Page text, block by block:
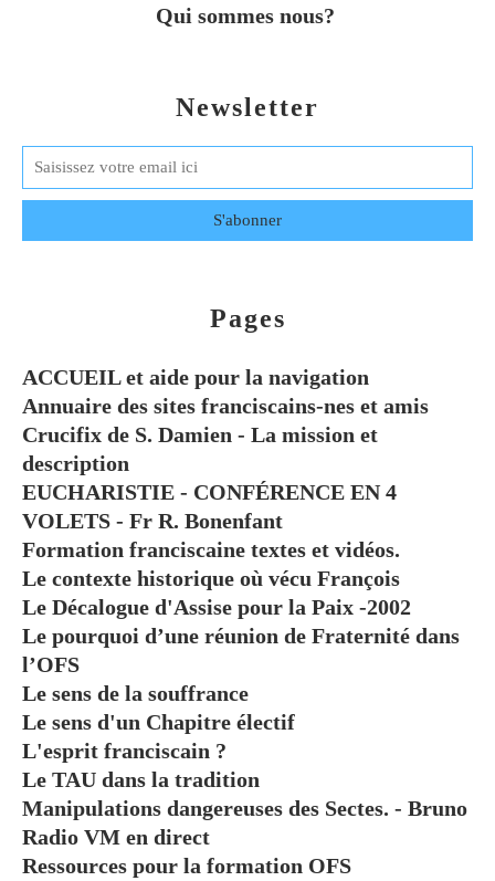
Newsletter
Pages
ACCUEIL et aide pour la navigation
Annuaire des sites franciscains-nes et amis
Crucifix de S. Damien - La mission et
description
EUCHARISTIE - CONFÉRENCE EN 4
VOLETS - Fr R. Bonenfant
Formation franciscaine textes et vidéos.
Le contexte historique où vécu François
Le Décalogue d'Assise pour la Paix -2002
Le pourquoi d’une réunion de Fraternité dans
l’OFS
Le sens de la souffrance
Le sens d'un Chapitre électif
L'esprit franciscain ?
Le TAU dans la tradition
Manipulations dangereuses des Sectes. - Bruno
Radio VM en direct
Ressources pour la formation OFS
Qui sommes nous?